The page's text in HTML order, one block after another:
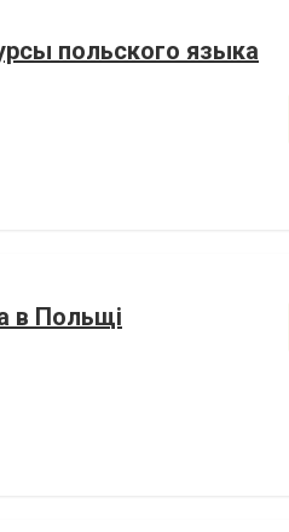
польского языка
в Польщі